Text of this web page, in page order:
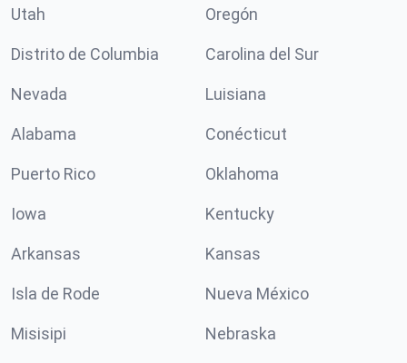
Utah Oregón
Distrito de Columbia Carolina del Sur
Nevada Luisiana
Alabama Conécticut
Puerto Rico Oklahoma
Iowa Kentucky
Arkansas Kansas
Isla de Rode Nueva México
Misisipi Nebraska